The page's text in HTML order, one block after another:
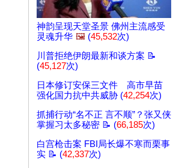
神韵呈现天堂圣景 佛州主流感受
灵魂升华 🖼️ (45,532次)
川普拒绝伊朗最新和谈方案 📝
(45,127次)
日本修订安保三文件 高市早苗
强化国力抗中共威胁 (42,254次)
抓捕行动“名不正 言不顺”？张又侠
掌握习太多秘密 📝 (66,185次)
白宫枪击案 FBI局长爆不寒而栗事
实 📝 (42,337次)